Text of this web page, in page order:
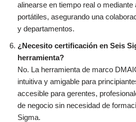
alinearse en tiempo real o
portátiles, asegurando una
y departamentos.
¿Necesito certificación en Seis
herramienta?
No. La herramienta de marco
intuitiva y amigable para
accesible para gerentes,
de negocio sin necesidad de
Sigma.